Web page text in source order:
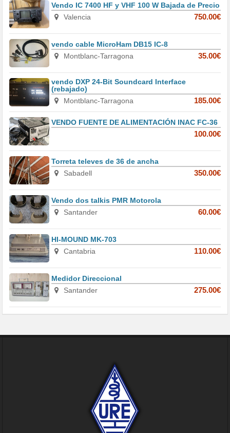
Vendo IC 7400 HF y VHF 100 W Bajada de Precio
Valencia
750.00€
vendo cable MicroHam DB15 IC-8
Montblanc-Tarragona
35.00€
vendo DXP 24-Bit Soundcard Interface
(rebajado)
Montblanc-Tarragona
185.00€
VENDO FUENTE DE ALIMENTACIÓN INAC FC-36
100.00€
Torreta televes de 36 de ancha
Sabadell
350.00€
Vendo dos talkis PMR Motorola
Santander
60.00€
HI-MOUND MK-703
Cantabria
110.00€
Medidor Direccional
Santander
275.00€